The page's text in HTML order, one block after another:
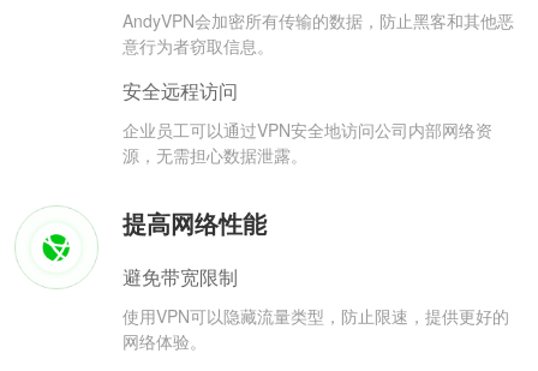
AndyVPN会加密所有传输的数据，防止黑客和其他恶
意行为者窃取信息。
安全远程访问
企业员工可以通过VPN安全地访问公司内部网络资
源，无需担心数据泄露。
提高网络性能
避免带宽限制
使用VPN可以隐藏流量类型，防止限速，提供更好的
网络体验。